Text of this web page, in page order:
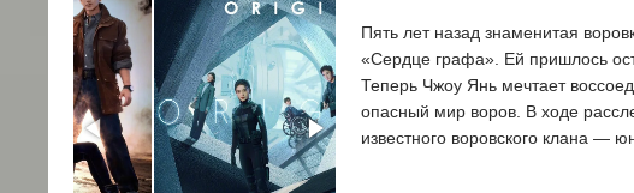
Пять лет назад знаменитая
«Сердце графа». Ей пришлось
Теперь Чжоу Янь мечтает
опасный мир воров. В ходе
известного воровского клана —